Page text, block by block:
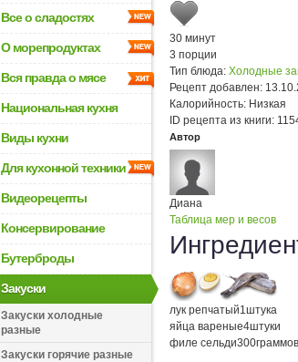
Все о сладостях
О морепродуктах
Вся правда о мясе
Национальная кухня
Виды кухни
Для кухонной техники
Видеорецепты
Консервирование
Бутерброды
Закуски
Закуски холодные
разные
Закуски горячие разные
30 минут
3 порции
Тип блюда: Холодные
Рецепт добавлен:
Калорийность: Низкая
ID рецепта из книги:
Автор
Диана
Таблица мер и весов
лук репчатый1штука
яйца вареные4штуки
филе сельди300граммов